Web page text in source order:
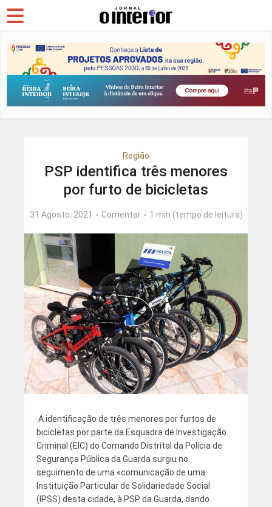
Região
PSP identifica três menores
por furto de bicicletas
31 Agosto, 2021 Comentar 1 min (tempo de leitura)
A identificação de três menores por furtos de
bicicletas por parte da Esquadra de Investigação
Criminal (EIC) do Comando Distrital da Polícia de
Segurança Pública da Guarda surgiu no
seguimento de uma «comunicação de uma
Instituição Particular de Solidariedade Social
(IPSS) desta cidade, à PSP da Guarda, dando